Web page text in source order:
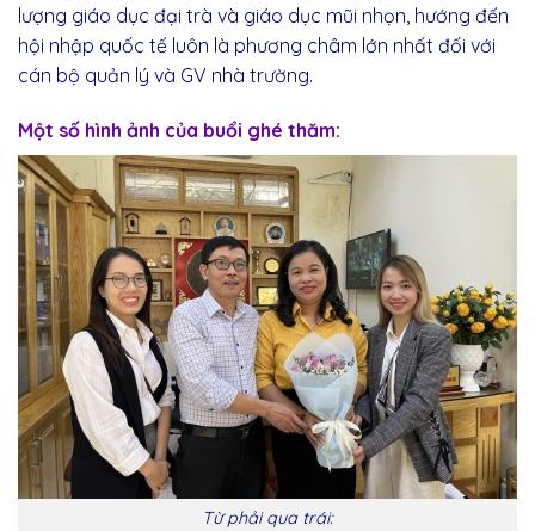
lượng giáo dục đại trà và giáo dục mũi nhọn, hướng đến
hội nhập quốc tế luôn là phương châm lớn nhất đối với
cán bộ quản lý và GV nhà trường.
Một số hình ảnh của buổi ghé thăm:
Từ phải qua trái: